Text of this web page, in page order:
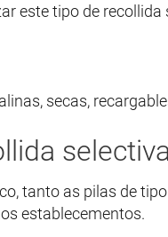
este tipo de recollida
secas,
selectiva
tanto as pilas de
establecementos.